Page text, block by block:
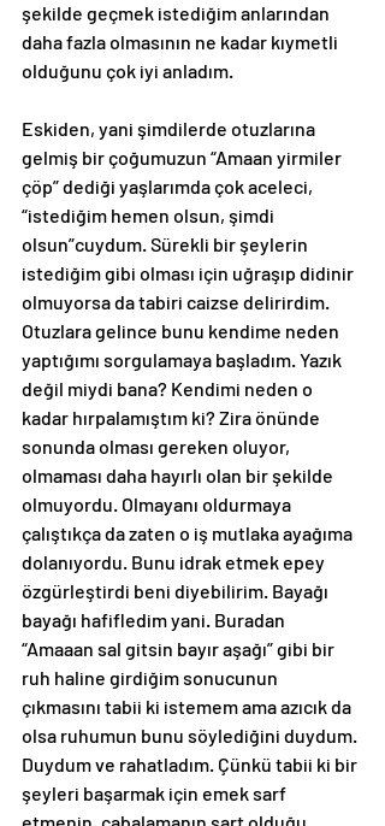
şekilde geçmek istediğim anlarından
daha fazla olmasının ne kadar kıymetli
olduğunu çok iyi anladım.
Eskiden, yani şimdilerde otuzlarına
gelmiş bir çoğumuzun “Amaan yirmiler
çöp” dediği yaşlarımda çok aceleci,
“istediğim hemen olsun, şimdi
olsun”cuydum. Sürekli bir şeylerin
istediğim gibi olması için uğraşıp didinir
olmuyorsa da tabiri caizse delirirdim.
Otuzlara gelince bunu kendime neden
yaptığımı sorgulamaya başladım. Yazık
değil miydi bana? Kendimi neden o
kadar hırpalamıştım ki? Zira önünde
sonunda olması gereken oluyor,
olmaması daha hayırlı olan bir şekilde
olmuyordu. Olmayanı oldurmaya
çalıştıkça da zaten o iş mutlaka ayağıma
dolanıyordu. Bunu idrak etmek epey
özgürleştirdi beni diyebilirim. Bayağı
bayağı hafifledim yani. Buradan
“Amaaan sal gitsin bayır aşağı” gibi bir
ruh haline girdiğim sonucunun
çıkmasını tabii ki istemem ama azıcık da
olsa ruhumun bunu söylediğini duydum.
Duydum ve rahatladım. Çünkü tabii ki bir
şeyleri başarmak için emek sarf